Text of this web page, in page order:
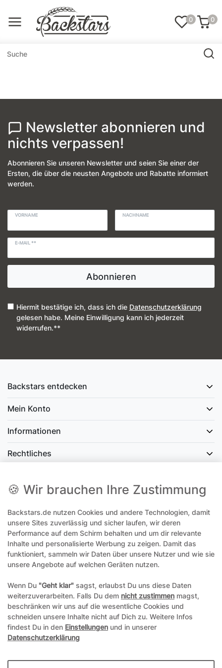
0 0
Newsletter abonnieren und
nichts verpassen!
Abonnieren Sie unseren Newsletter und seien Sie einer der
Ersten, die über die neusten Angebote und Rabatte informiert
werden.
VORNAME NACHNAME
E-MAIL **
Abonnieren
Hiermit bestätige ich, dass ich die Daten­schutz­erklärung
gelesen habe. Meine Einwilligung kann ich jederzeit
widerrufen.**
Backstars entdecken
Mein Konto
Informationen
Rechtliches
office@backstars.de
Wir antworten Ihnen schnellstmöglich. An Sonn- und Feiertagen kann
es evtl. zu Verzögerungen kommen.
07306 306239¹
Freitags am besten zwischen 8-12 Uhr
¹Telefonieren zum üblichen Ortstarif. Verbindugsgebühren für Anrufe
aus dem Mobilfunknetz können ggf. abweichen.
*Alle Preise inkl. gesetzl. Mehrwertsteuer und ggf. zzgl.
🍪 Wir brauchen Ihre Zustimmung
Backstars.de nutzen Cookies und andere Technologien, damit
unsere Sites zuverlässig und sicher laufen, wir deren
Performance auf dem Schirm behalten und um dir relevante
Inhalte und personalisierte Werbung zu zeigen. Damit das
funktioniert, sammeln wir Daten über unsere Nutzer und wie sie
unsere Angebote auf welchen Geräten nutzen.
Wenn Du "Geht klar" sagst, erlaubst Du uns diese Daten
weiterzuverarbeiten. Falls Du dem nicht zustimmen magst,
beschränken wir uns auf die wesentliche Cookies und
schneiden unsere Inhalte nicht auf Dich zu. Weitere Infos
findest Du in den Einstellungen und in unserer
Datenschutzerklärung